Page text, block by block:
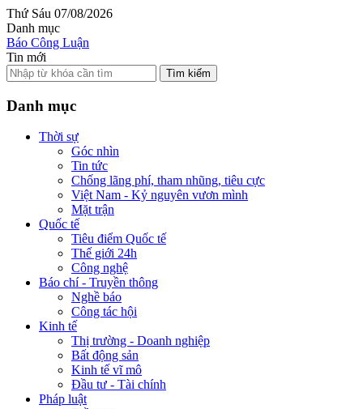
Thứ Sáu 07/08/2026
Danh mục
Báo Công Luận
Tin mới
Tìm kiếm
Danh mục
Thời sự
Góc nhìn
Tin tức
Chống lãng phí, tham nhũng, tiêu cực
Việt Nam - Kỷ nguyên vươn mình
Mặt trận
Quốc tế
Tiêu điểm Quốc tế
Thế giới 24h
Công nghệ
Báo chí - Truyền thông
Nghề báo
Công tác hội
Kinh tế
Thị trường - Doanh nghiệp
Bất động sản
Kinh tế vĩ mô
Đầu tư - Tài chính
Pháp luật